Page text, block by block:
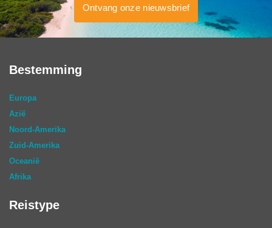
Ontvang onze nieuwsbrief
Bestemming
Europa
Azië
Noord-Amerika
Zuid-Amerika
Oceanië
Afrika
Reistype